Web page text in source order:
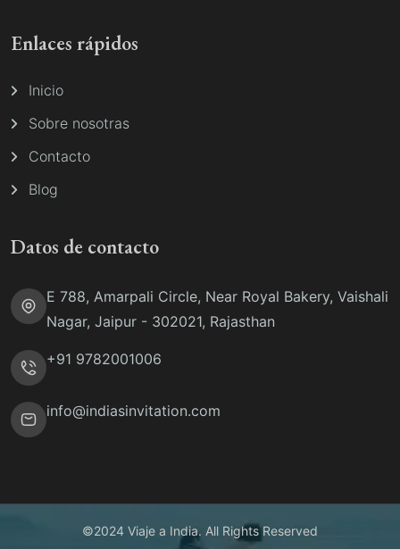
Enlaces rápidos
Inicio
Sobre nosotras
Contacto
Blog
Datos de contacto
E 788, Amarpali Circle, Near Royal Bakery, Vaishali
Nagar, Jaipur - 302021, Rajasthan
+91 9782001006
info@indiasinvitation.com
©2024 Viaje a India. All Rights Reserved